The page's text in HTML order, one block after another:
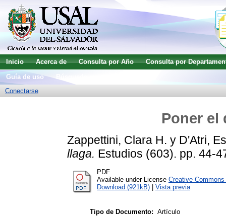
Inicio Acerca de Consulta por Año
Consulta por
Guía de uso
Conectarse
Poner el
Zappettini, Clara H. y D'Atri,
llaga. Estudios (603). pp. 44-
PDF
Available under License Creative
Download (921kB)
Vista previa
Tipo de Documento: Artículo